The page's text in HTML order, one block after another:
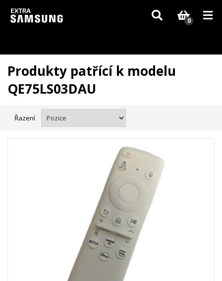
Vzhledem k aktuální situaci se může dodání dílů, které nejsou skladem,
zpozdit. Děkujeme za pochopení.
0
Produkty patřící k modelu
QE75LS03DAU
Řazení